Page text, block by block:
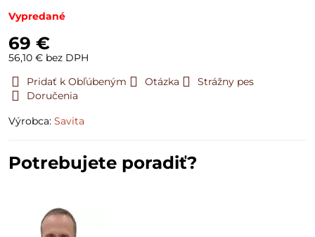
Vypredané
69 €
56,10 € bez DPH
Pridať k Obľúbeným
Otázka
Strážny pes
Doručenia
Výrobca: Savita
Potrebujete poradiť?